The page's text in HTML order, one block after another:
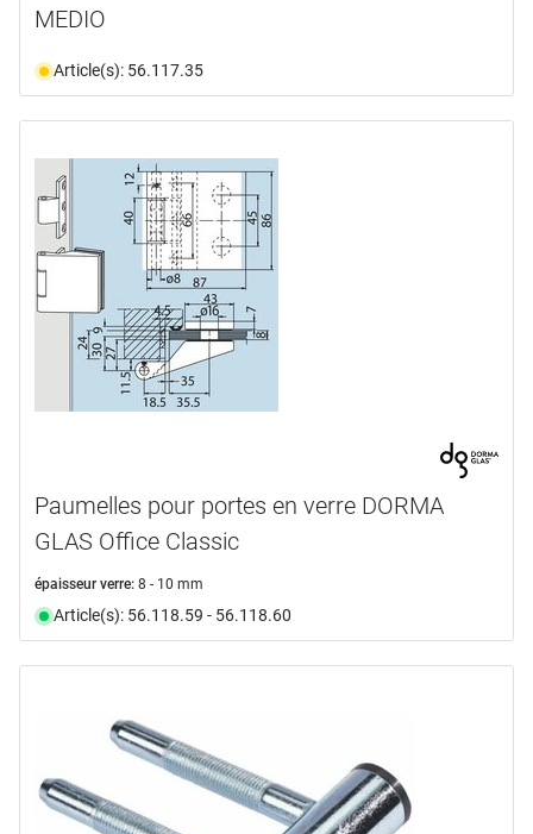
MEDIO
Article(s): 56.117.35
Paumelles pour portes en verre DORMA
GLAS Office Classic
épaisseur verre: 8 - 10 mm
Article(s): 56.118.59 - 56.118.60